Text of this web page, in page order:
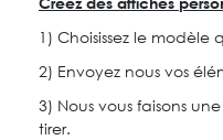
1) Choisissez le
2) Envoyez nous vos
3) Nous vous faisons
tirer.